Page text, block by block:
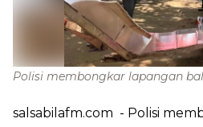
Polisi membongkar lapangan
salsabilafm.com - Polisi